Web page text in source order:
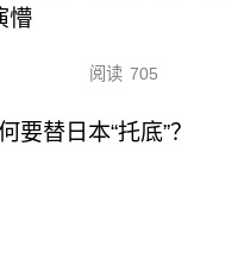
懵
阅读 705
替日本“托底”？